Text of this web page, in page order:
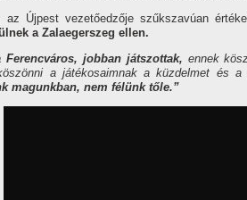
az Újpest vezetőedzője szűkszavúan
a Zalaegerszeg ellen.
jobban játszottak, ennek
a játékosaimnak a küzdelmet és
magunkban, nem félünk tőle.”